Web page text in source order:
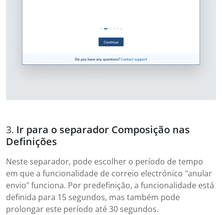
Ir para o separador Composição nas
Definições
Neste separador, pode escolher o período de tempo
em que a funcionalidade de correio electrónico "anular
envio" funciona. Por predefinição, a funcionalidade está
definida para 15 segundos, mas também pode
prolongar este período até 30 segundos.